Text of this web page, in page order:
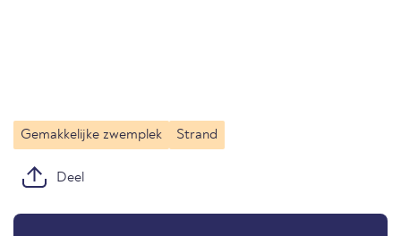
Gemakkelijke zwemplek Strand
Deel